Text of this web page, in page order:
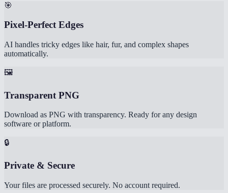
🎯
Pixel-Perfect Edges
AI handles tricky edges like hair, fur, and complex shapes
automatically.
🖼️
Transparent PNG
Download as PNG with transparency. Ready for any design
software or platform.
🔒
Private & Secure
Your files are processed securely. No account required.